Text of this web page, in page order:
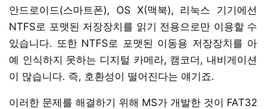
안드로이드(스마트폰), OS X(맥북), 리눅스 기기에선
NTFS로 포맷된 저장장치를 읽기 전용으로만 이용할 수
있습니다. 또한 NTFS로 포맷된 이동용 저장장치를 아
예 인식하지 못하는 디지털 카메라, 캠코더, 내비게이션
이 많습니다. 즉, 호환성이 떨어진다는 얘기죠.
이러한 문제를 해결하기 위해 MS가 개발한 것이 FAT32